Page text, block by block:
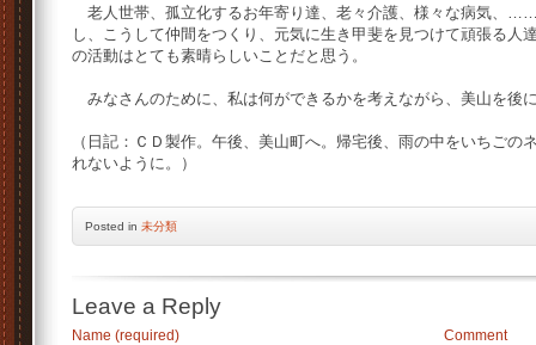
老人世帯、孤立化するお年寄り達、老々介護、様々な病気、
し、こうして仲間をつくり、元気に生き甲斐を見つけて頑張る人
の活動はとても素晴らしいことだと思う。
みなさんのために、私は何ができるかを考えながら、美山を後
（日記：ＣＤ製作。午後、美山町へ。帰宅後、雨の中をいちご
れないように。）
Posted in 未分類
Leave a Reply
Name (required) Comment